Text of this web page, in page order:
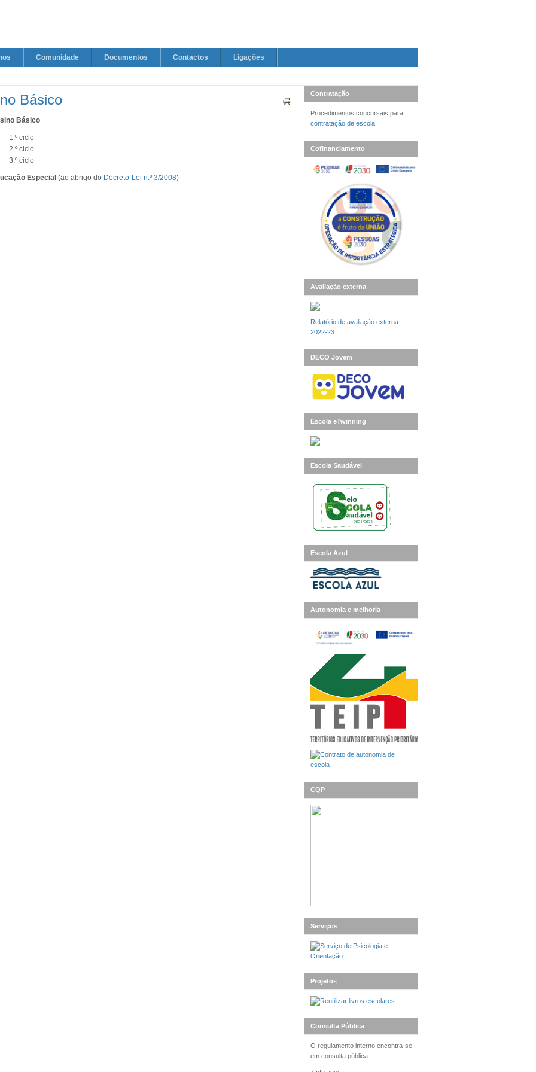
Comunidade Documentos Contactos Ligações
Básico
Básico
1.º ciclo
2.º ciclo
3.º ciclo
Especial (ao abrigo do Decreto-Lei n.º 3/2008)
Contratação
Procedimentos concursais para
contratação de escola
Cofinanciamento
Avaliação externa
Relatório de avaliação externa
2022-23
DECO Jovem
Escola eTwinning
Escola Saudável
Escola Azul
Autonomia e melhoria
CQP
Serviços
Projetos
Consulta Pública
O regulamento interno encontra-se
em consulta pública.